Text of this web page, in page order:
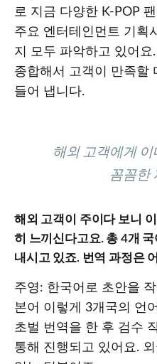
로 지금 다양한 K-POP
주요 엔터테인먼트 기획
지 모두 파악하고 있어
종합해서 고객이 만족할
들어 냅니다.
해외 고객에게
꼼꼼한
해외 고객이 주이다 보니
히 느끼신다고요. 총 4개
내시고 있죠. 번역 과정은
주영: 한국어로 초안을
본어 이렇게 3개국의 언
초벌 번역을 한 후 검수
통해 진행되고 있어요.